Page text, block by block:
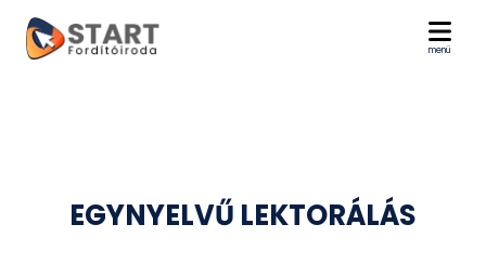
menü
EGYNYELVŰ LEKTORÁLÁS